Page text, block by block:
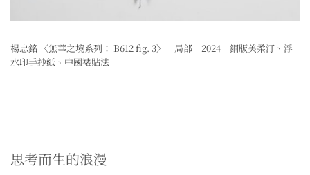
楊忠銘 〈無華之境系列： B612 fig. 3〉 局部 2024 銅版美柔汀、浮
水印手抄紙、中國裱貼法
思考而生的浪漫